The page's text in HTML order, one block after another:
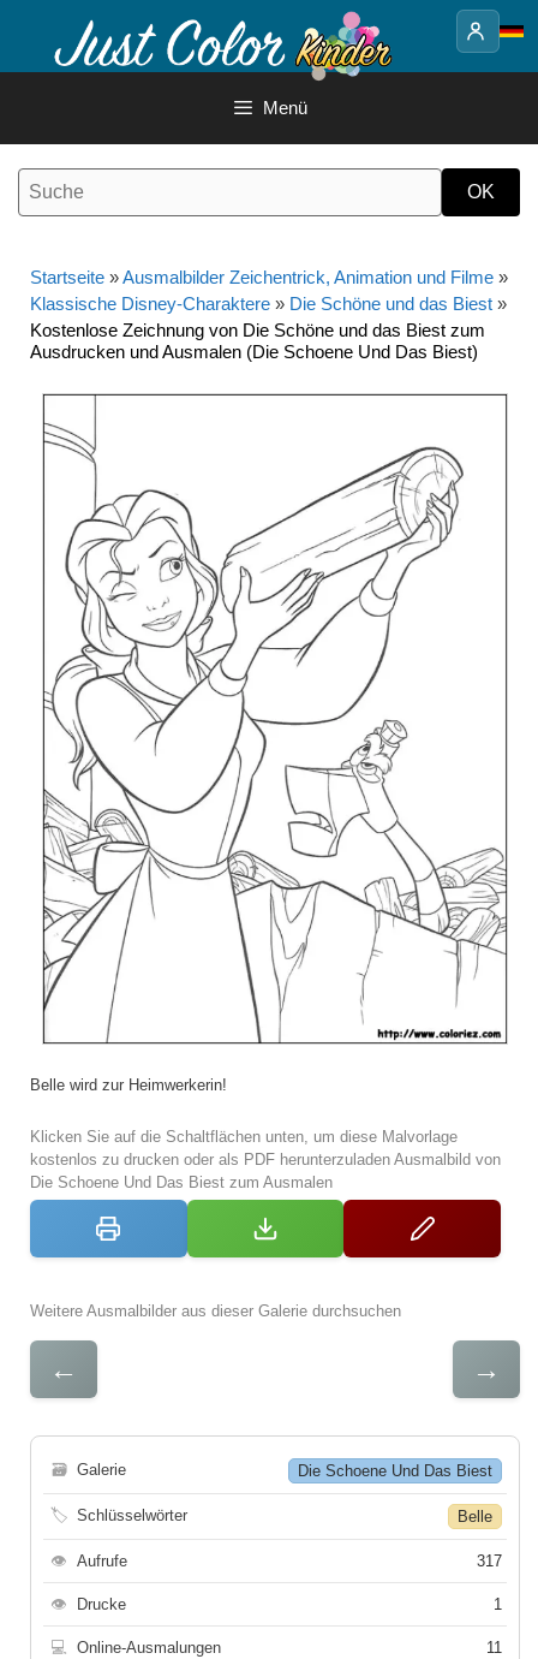
Inhalt
Menü
Startseite »Ausmalbilder Zeichentrick, Animation und Filme »
Klassische Disney-Charaktere » Die Schöne und das Biest »
Kostenlose Zeichnung von Die Schöne und das Biest zum
Ausdrucken und Ausmalen (Die Schoene Und Das Biest)
Belle wird zur Heimwerkerin!
Klicken Sie auf die Schaltflächen unten, um diese Malvorlage
kostenlos zu drucken oder als PDF herunterzuladen Ausmalbild von
Die Schoene Und Das Biest zum Ausmalen
Weitere Ausmalbilder aus dieser Galerie durchsuchen
← →
🗃 Galerie Die Schoene Und Das Biest
🏷 Schlüsselwörter Belle
👁 Aufrufe 317
👁 Drucke 1
💻 Online-Ausmalungen 11